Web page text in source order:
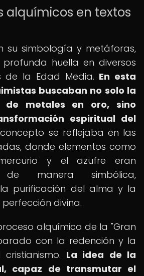
alquímicos en textos
su simbología y metáforas,
huella en diversos
de la Edad Media. En esta
buscaban no solo la
de metales en oro, sino
espiritual del
concepto se reflejaba en las
donde elementos como
y el azufre eran
de manera simbólica,
purificación del alma y la
divina.
alquímico de la "Gran
con la redención y la
La idea de la
capaz de transmutar el